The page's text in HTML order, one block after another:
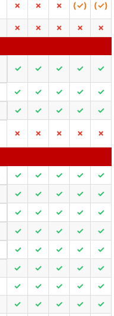
✗ ✗ ✗ (✓) (✓)
✗ ✗ ✗ ✗
✗
✓ ✓ ✓ ✓ ✓
✓ ✓ ✓ ✓
✓
✓ ✓ ✓ ✓
✓
✗ ✗ ✗ ✗ ✗
✓ ✓ ✓ ✓
✓
✓ ✓ ✓ ✓
✓
✓ ✓ ✓ ✓
✓
✓ ✓ ✓ ✓
✓
✓ ✓ ✓ ✓
✓
✓ ✓ ✓ ✓
✓
✓ ✓ ✓ ✓
✓
✓ ✓ ✓ ✓
✓